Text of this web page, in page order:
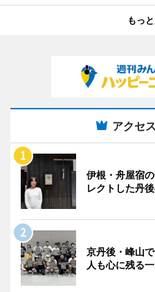
もっ
アクセ
伊根・舟屋宿
レクトした丹
京丹後・峰山
人も心に残る